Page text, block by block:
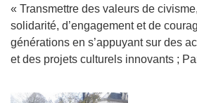
« Transmettre des valeurs de
solidarité, d’engagement et de
générations en s’appuyant sur des
et des projets culturels innovants ;